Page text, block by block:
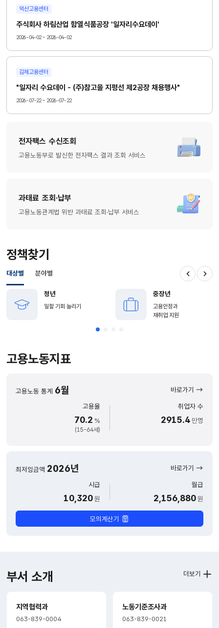
익산고용센터
주식회사 하림산업 함열식품공장 '일자리수요데이'
2026-04-02 ~ 2026-04-02
김제고용센터
"일자리 수요데이 - (주)참고을 지평선 제2공장 채용행사"
2026-07-22 ~ 2026-07-22
전자팩스 수신조회
고용노동부로 발신한 전자팩스 결과 조회 서비스
과태료 조회·납부
고용노동관계법 위반 과태료 조회·납부 서비스
정책찾기
대상별
청년
일할 기회 늘리기
중장년
고용안정과
재취업 지원
분야별
고용노동지표
고용노동 통계 6월
고용율
70.2 %
(15-64세)
취업자 수
2915.4 만명
바로가기
최저임금액 2026년
시급
10,320 원
월급
2,156,880원
바로가기
모의계산기
부서 소개
지역협력과
063-839-0004
노동기준조사과
063-839-0021
더보기